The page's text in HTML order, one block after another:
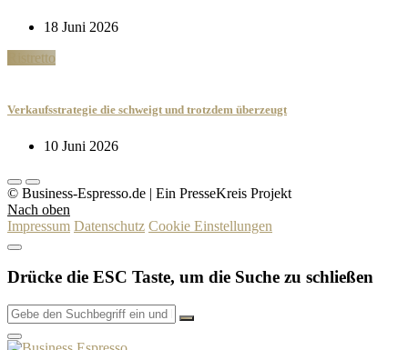
18 Juni 2026
Ristretto
Verkaufsstrategie die schweigt und trotzdem überzeugt
10 Juni 2026
© Business-Espresso.de | Ein PresseKreis Projekt
Nach oben
Impressum Datenschutz Cookie Einstellungen
Drücke die ESC Taste, um die Suche zu schließen